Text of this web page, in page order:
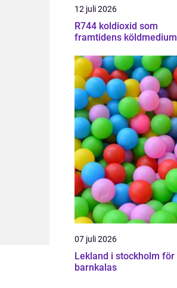
12 juli 2026
R744 koldioxid som
framtidens köldmedium
07 juli 2026
Lekland i stockholm för
barnkalas